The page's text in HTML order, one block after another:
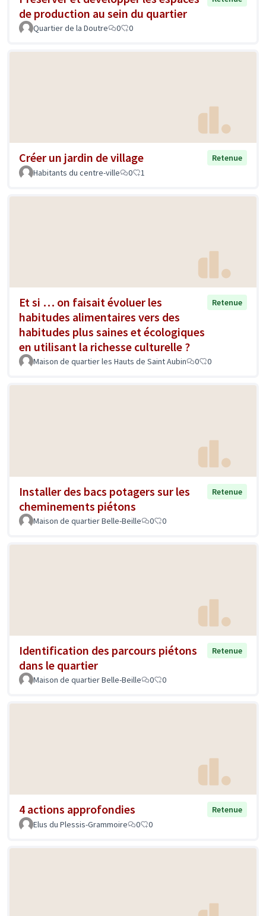
de production au sein du quartier
Quartier de la Doutre 0 0
Créer un jardin de village
Retenue
Habitants du centre-ville
0 1
Et si … on faisait évoluer les
habitudes alimentaires vers des
habitudes plus saines et écologiques
en utilisant la richesse culturelle ?
Retenue
Maison de quartier les Hauts de Saint Aubin 0 0
Installer des bacs potagers sur les
cheminements piétons
Retenue
Maison de quartier Belle-Beille 0 0
Identification des parcours piétons
dans le quartier
Retenue
Maison de quartier Belle-Beille 0 0
4 actions approfondies
Retenue
Elus du Plessis-Grammoire
0 0